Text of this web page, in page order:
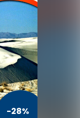
-28%